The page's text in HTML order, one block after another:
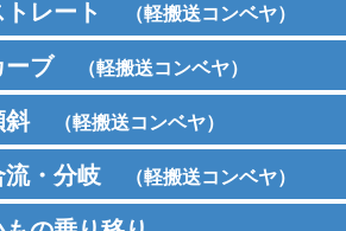
レート （軽搬送コンベヤ）
コンミニ
タドライブ スタンダードタイ
DHH
ヘッド
ーブ （軽搬送コンベヤ）
コンミニ
（軽搬送コンベヤ）
コンミニ
・分岐 （軽搬送コンベヤ）